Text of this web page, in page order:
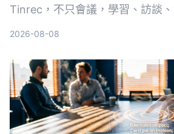
Tinrec，不只會議，學習、訪談
2026-08-08